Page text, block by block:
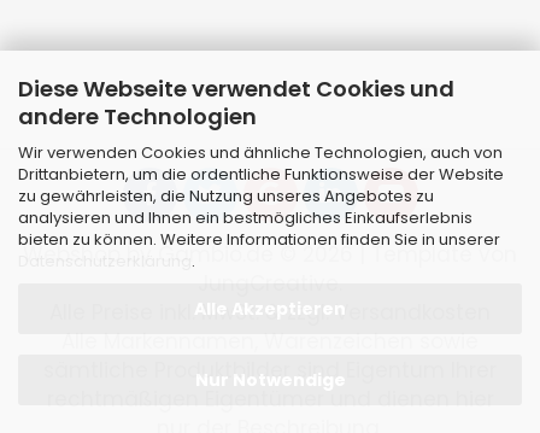
Diese Webseite verwendet Cookies und
andere Technologien
Wir verwenden Cookies und ähnliche Technologien, auch von
Drittanbietern, um die ordentliche Funktionsweise der Website
zu gewährleisten, die Nutzung unseres Angebotes zu
analysieren und Ihnen ein bestmögliches Einkaufserlebnis
bieten zu können. Weitere Informationen finden Sie in unserer
.
Alle Akzeptieren
Nur Notwendige
Webshopby Gambio.de © 2026 | Template von
Alle Preise inkl. MwSt. & zzgl. Versandkosten
sämtliche Produktbilder sind Eigentum Ihrer